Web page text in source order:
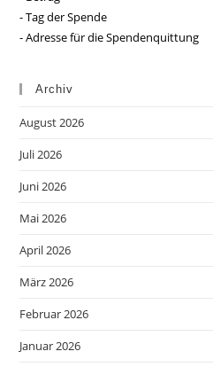
- Tag der Spende
- Adresse für die Spendenquittung
Archiv
August 2026
Juli 2026
Juni 2026
Mai 2026
April 2026
März 2026
Februar 2026
Januar 2026